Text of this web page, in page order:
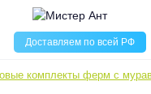
Доставляем по всей РФ
комплекты ферм с